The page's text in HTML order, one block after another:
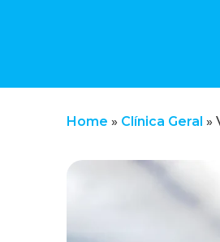
Home » Clínica Geral »